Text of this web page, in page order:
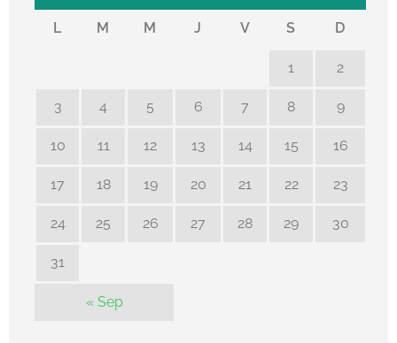
L M M J V S D
1 2
3 4 5 6 7 8 9
10 11 12 13 14 15 16
17 18 19 20 21 22 23
24 25 26 27 28 29 30
31
« Sep